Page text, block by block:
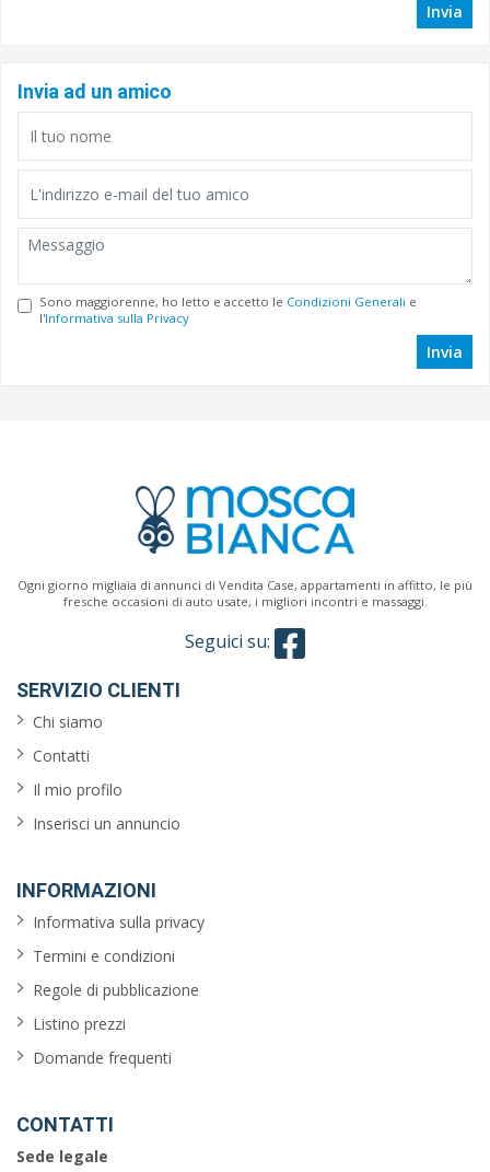
Invia
Invia ad un amico
Sono maggiorenne, ho letto e accetto le Condizioni Generali e
l'Informativa sulla Privacy
Invia
Ogni giorno migliaia di annunci di Vendita Case, appartamenti in affitto, le più
fresche occasioni di auto usate, i migliori incontri e massaggi.
Seguici su:
SERVIZIO CLIENTI
Chi siamo
Contatti
Il mio profilo
Inserisci un annuncio
INFORMAZIONI
Informativa sulla privacy
Termini e condizioni
Regole di pubblicazione
Listino prezzi
Domande frequenti
CONTATTI
Sede legale